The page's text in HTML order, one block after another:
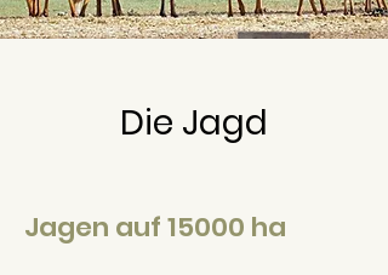
Die Jagd
Jagen auf 15000 ha